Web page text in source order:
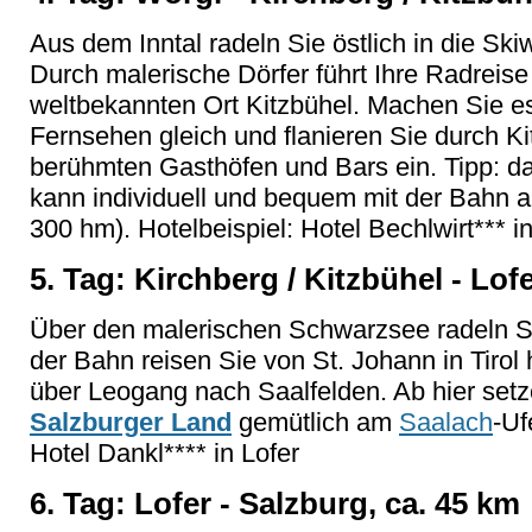
Aus dem Inntal radeln Sie östlich in die
Durch malerische Dörfer führt Ihre
weltbekannten Ort Kitzbühel. Machen Sie
Fernsehen gleich und flanieren Sie durch
berühmten Gasthöfen und Bars ein. Tipp:
kann individuell und bequem mit der Bahn
300 hm). Hotelbeispiel: Hotel Bechlwirt***
5. Tag: Kirchberg / Kitzbühel -
Über den malerischen Schwarzsee radeln
der Bahn reisen Sie von St. Johann in
über Leogang nach Saalfelden. Ab hier
Salzburger Land gemütlich am Saalach-
Hotel Dankl**** in Lofer
6. Tag: Lofer - Salzburg, ca. 45 km